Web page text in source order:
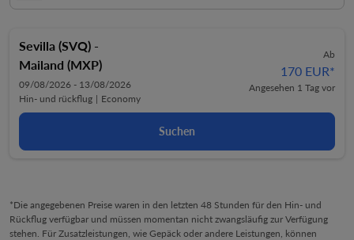
Sevilla (SVQ) -
Mailand (MXP)
09/08/2026 - 13/08/2026
Hin- und rückflug | Economy
Ab
170 EUR*
Angesehen 1 Tag vor
Suchen
*Die angegebenen Preise waren in den letzten 48 Stunden für den Hin- und
Rückflug verfügbar und müssen momentan nicht zwangsläufig zur Verfügung
stehen. Für Zusatzleistungen, wie Gepäck oder andere Leistungen, können